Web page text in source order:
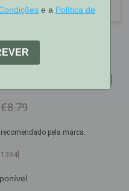
Protection
€8.79
pela marca.